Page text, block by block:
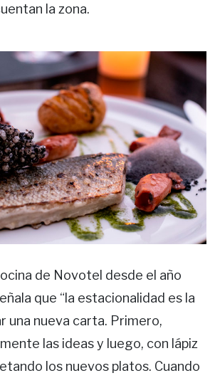
la zona.
de Novotel desde el año
que “la estacionalidad es la
una nueva carta. Primero,
las ideas y luego, con lápiz
los nuevos platos. Cuando